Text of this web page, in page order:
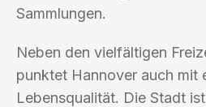
Sammlungen.
Neben den vielfältigen
punktet Hannover auch mit
Lebensqualität. Die Stadt